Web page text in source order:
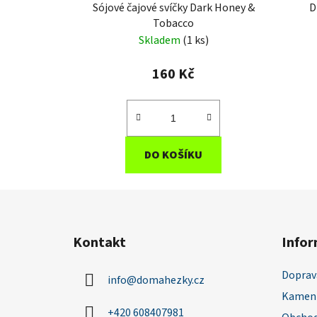
Sójové čajové svíčky Dark Honey &
Tobacco
Skladem (1 ks)
160 Kč
DO KOŠÍKU
Kontakt
info@domahezky.cz
+420 608407981